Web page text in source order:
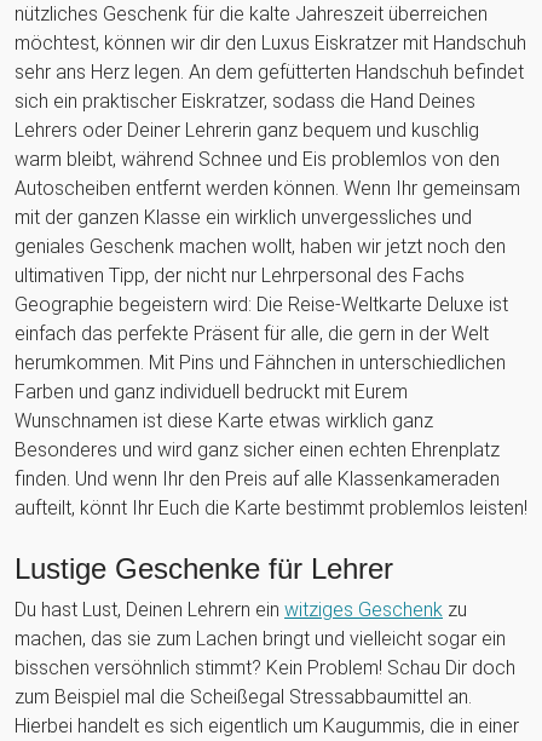
nützliches Geschenk für die kalte Jahreszeit überreichen
möchtest, können wir dir den Luxus Eiskratzer mit Handschuh
sehr ans Herz legen. An dem gefütterten Handschuh befindet
sich ein praktischer Eiskratzer, sodass die Hand Deines
Lehrers oder Deiner Lehrerin ganz bequem und kuschlig
warm bleibt, während Schnee und Eis problemlos von den
Autoscheiben entfernt werden können. Wenn Ihr gemeinsam
mit der ganzen Klasse ein wirklich unvergessliches und
geniales Geschenk machen wollt, haben wir jetzt noch den
ultimativen Tipp, der nicht nur Lehrpersonal des Fachs
Geographie begeistern wird: Die Reise-Weltkarte Deluxe ist
einfach das perfekte Präsent für alle, die gern in der Welt
herumkommen. Mit Pins und Fähnchen in unterschiedlichen
Farben und ganz individuell bedruckt mit Eurem
Wunschnamen ist diese Karte etwas wirklich ganz
Besonderes und wird ganz sicher einen echten Ehrenplatz
finden. Und wenn Ihr den Preis auf alle Klassenkameraden
aufteilt, könnt Ihr Euch die Karte bestimmt problemlos leisten!
Lustige Geschenke für Lehrer
Du hast Lust, Deinen Lehrern ein witziges Geschenk zu
machen, das sie zum Lachen bringt und vielleicht sogar ein
bisschen versöhnlich stimmt? Kein Problem! Schau Dir doch
zum Beispiel mal die Scheißegal Stressabbaumittel an.
Hierbei handelt es sich eigentlich um Kaugummis, die in einer